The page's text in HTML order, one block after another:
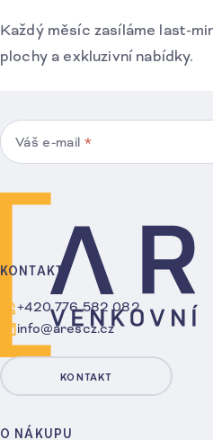
Každý měsíc zasíláme last-
plochy a exkluzivní nabídky.
Váš e-mail *
O NÁKUPU
KONTAKT
+420 776 582 082
info@arescz.cz
KONTAKT